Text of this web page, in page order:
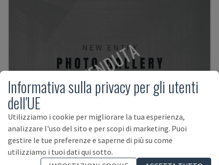
VENDUTA
HPM STEEL MAX HPR130
Informativa sulla privacy per gli utenti
dell'UE
Utilizziamo i cookie per migliorare la tua esperienza,
analizzare l'uso del sito e per scopi di marketing. Puoi
gestire le tue preferenze e saperne di più su come
utilizziamo i tuoi dati qui sotto.